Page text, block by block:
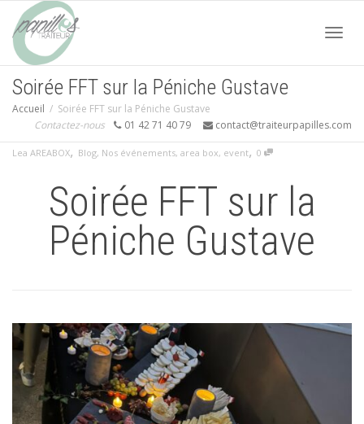
Soirée FFT sur la Péniche Gustave
Accueil
Soirée FFT sur la Péniche Gustave
Contactez-nous
01 42 71 40 79 contact@traiteurpapilles.com
Lea AREABOX, Blog, Nos événements, area box, event, 0
Soirée FFT sur la
Péniche Gustave